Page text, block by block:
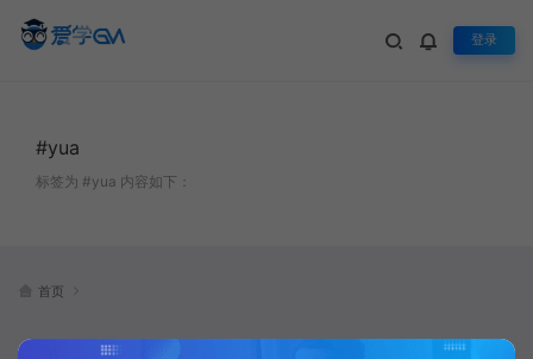
登录
#yua
标签为 #yua 内容如下：
首页